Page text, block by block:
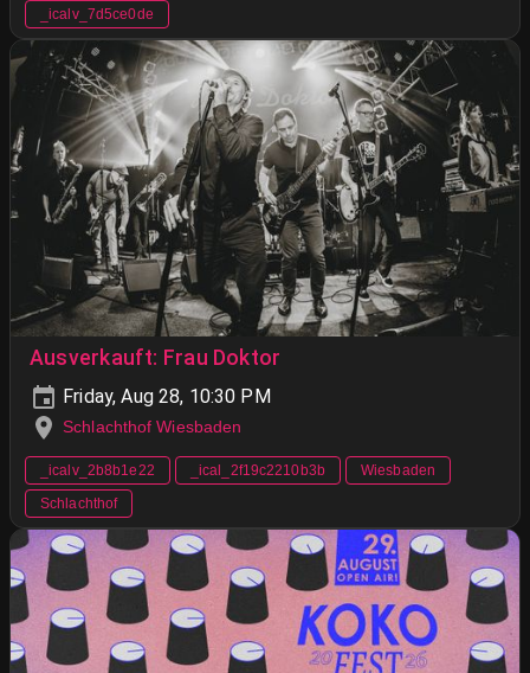
_icalv_7d5ce0de
Ausverkauft: Frau Doktor
Friday, Aug 28, 10:30 PM
Schlachthof Wiesbaden
_icalv_2b8b1e22 _ical_2f19c2210b3b
Wiesbaden
Schlachthof